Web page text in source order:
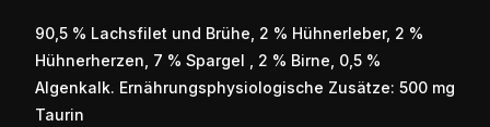
90,5 % Lachsfilet und Brühe, 2 % Hühnerleber, 2 %
Hühnerherzen, 7 % Spargel , 2 % Birne, 0,5 %
Algenkalk. Ernährungsphysiologische Zusätze: 500 mg
Taurin